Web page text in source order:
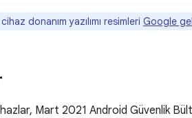
donanım yazılımı resimleri Google
Mart 2021 Android Güvenlik